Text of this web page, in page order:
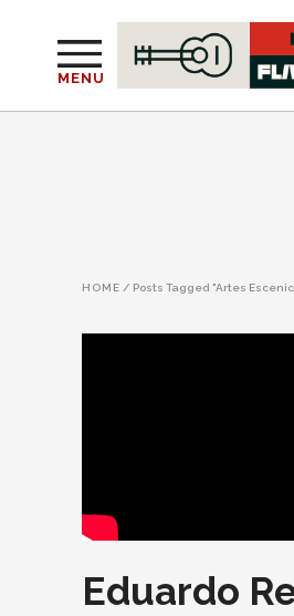
MENU
HOME / Posts Tagged "Artes
Eduardo